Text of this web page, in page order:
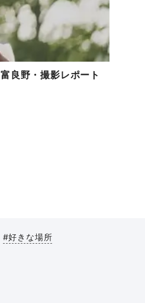
富良野・撮影レポート
#好きな場所